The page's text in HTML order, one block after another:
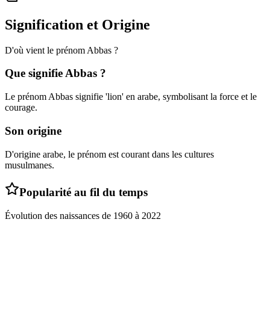
Signification et Origine
D'où vient le prénom Abbas ?
Que signifieAbbas ?
Le prénom Abbas signifie 'lion' en arabe, symbolisant la force et le
courage.
Son origine
D'origine arabe, le prénom est courant dans les cultures
musulmanes.
Popularité au fil du temps
Évolution des naissances de 1960 à 2022